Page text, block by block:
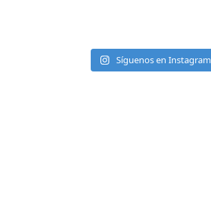
Síguenos en Instagram